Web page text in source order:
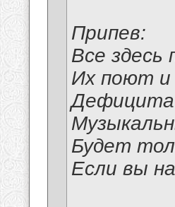
Припев:
Все здесь
Их поют и
Дефицита
Будет
Если вы